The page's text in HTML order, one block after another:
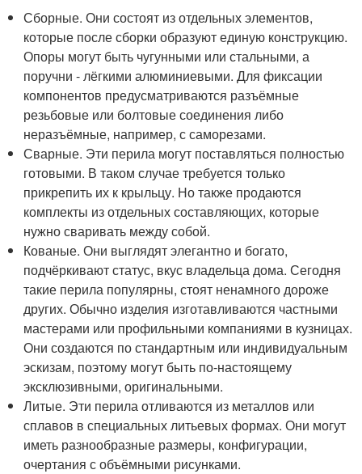
Сборные. Они состоят из отдельных элементов,
которые после сборки образуют единую конструкцию.
Опоры могут быть чугунными или стальными, а
поручни - лёгкими алюминиевыми. Для фиксации
компонентов предусматриваются разъёмные
резьбовые или болтовые соединения либо
неразъёмные, например, с саморезами.
Сварные. Эти перила могут поставляться полностью
готовыми. В таком случае требуется только
прикрепить их к крыльцу. Но также продаются
комплекты из отдельных составляющих, которые
нужно сваривать между собой.
Кованые. Они выглядят элегантно и богато,
подчёркивают статус, вкус владельца дома. Сегодня
такие перила популярны, стоят ненамного дороже
других. Обычно изделия изготавливаются частными
мастерами или профильными компаниями в кузницах.
Они создаются по стандартным или индивидуальным
эскизам, поэтому могут быть по-настоящему
эксклюзивными, оригинальными.
Литые. Эти перила отливаются из металлов или
сплавов в специальных литьевых формах. Они могут
иметь разнообразные размеры, конфигурации,
очертания с объёмными рисунками.